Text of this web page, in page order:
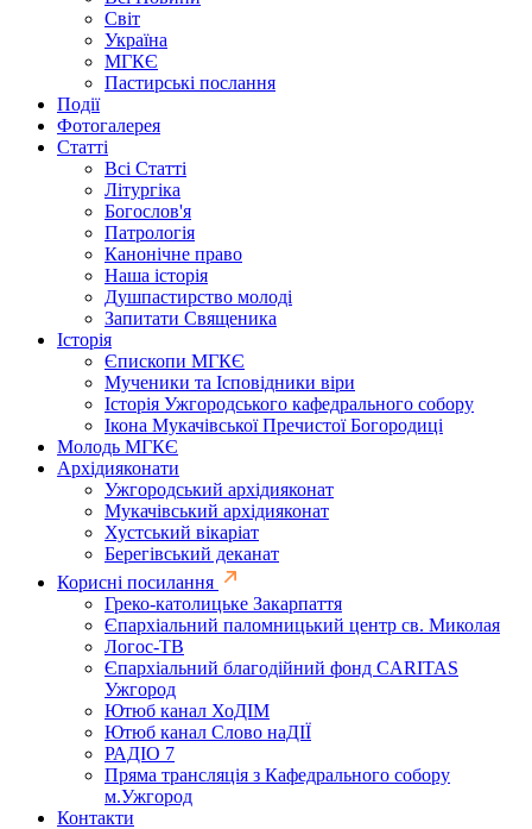
Світ
Україна
МГКЄ
Пастирські послання
Події
Фотогалерея
Статті
Всі Статті
Літургіка
Богослов'я
Патрологія
Канонічне право
Наша історія
Душпастирство молоді
Запитати Священика
Історія
Єпископи МГКЄ
Мученики та Ісповідники віри
Історія Ужгородського кафедрального собору
Ікона Мукачівської Пречистої Богородиці
Молодь МГКЄ
Архідияконати
Ужгородський архідияконат
Мукачівський архідияконат
Хустський вікаріат
Берегівський деканат
Корисні посилання
Греко-католицьке Закарпаття
Єпархіальний паломницький центр св. Миколая
Логос-ТВ
Єпархіальний благодійний фонд CARITAS
Ужгород
Ютюб канал ХоДІМ
Ютюб канал Слово наДІЇ
РАДІО 7
Пряма трансляція з Кафедрального собору
м.Ужгород
Контакти